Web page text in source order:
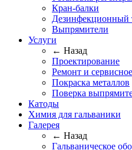
Кран-балки
Дезинфекционный
Выпрямители
Услуги
← Назад
Проектирование
Ремонт и
Покраска металлов
Поверка
Катоды
Химия для гальваники
Галерея
← Назад
Гальваническое